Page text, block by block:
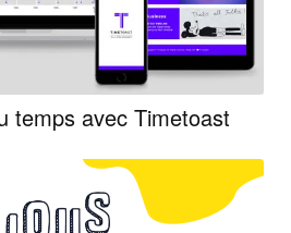
temps avec Timetoast